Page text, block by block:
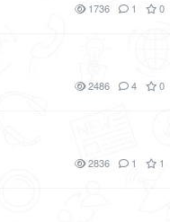
1736 1 0
2486 4 0
2836 1 1